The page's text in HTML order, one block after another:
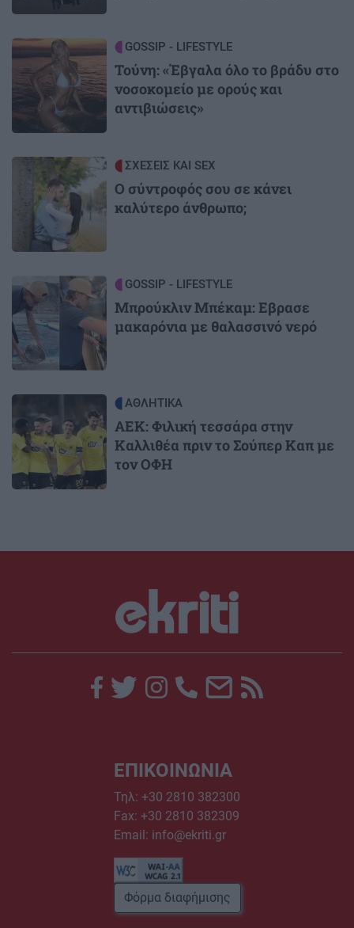
Image GOSSIP - LIFESTYLE
Τούνη: «Έβγαλα όλο το βράδυ στο
νοσοκομείο με ορούς και
αντιβιώσεις»
ΣΧΕΣΕΙΣ ΚΑΙ SEX
Ο σύντροφός σου σε κάνει
καλύτερο άνθρωπο;
Image GOSSIP - LIFESTYLE
Μπρούκλιν Μπέκαμ: Εβρασε
μακαρόνια με θαλασσινό νερό
ΑΘΛΗΤΙΚΑ
ΑΕΚ: Φιλική τεσσάρα στην
Καλλιθέα πριν το Σούπερ Καπ με
τον ΟΦΗ
ΕΠΙΚΟΙΝΩΝΙΑ
Τηλ: +30 2810 382300
Fax: +30 2810 382309
Email: info@ekriti.gr
Φόρμα διαφήμισης